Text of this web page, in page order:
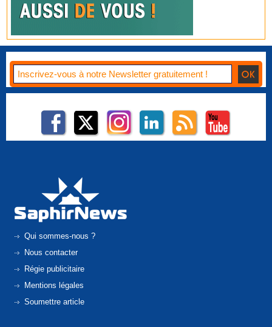
Qui sommes-nous ?
Nous contacter
Régie publicitaire
Mentions légales
Soumettre article